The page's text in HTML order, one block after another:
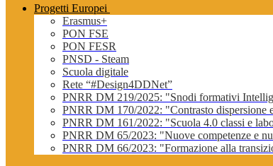
Progetti Europei
Erasmus+
PON FSE
PON FESR
PNSD - Steam
Scuola digitale
Rete “#Design4DDNet”
PNRR DM 219/2025: "Snodi formativi
PNRR DM 170/2022: "Contrasto dispersione
PNRR DM 161/2022: "Scuola 4.0 classi e
PNRR DM 65/2023: "Nuove competenze e
PNRR DM 66/2023: "Formazione alla